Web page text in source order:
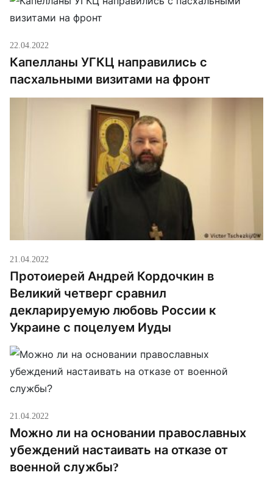
22.04.2022
Капелланы УГКЦ направились с
пасхальными визитами на фронт
21.04.2022
Протоиерей Андрей Кордочкин в
Великий четверг сравнил
декларируемую любовь России к
Украине с поцелуем Иуды
21.04.2022
Можно ли на основании православных
убеждений настаивать на отказе от
военной службы?